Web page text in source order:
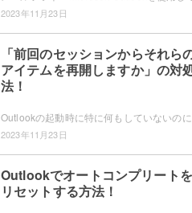
2023年11月23日
「前回のセッションからそれら
アイテムを再開しますか」の対
法！
2023年11月23日
Outlookでオートコンプリートを
リセットする方法！